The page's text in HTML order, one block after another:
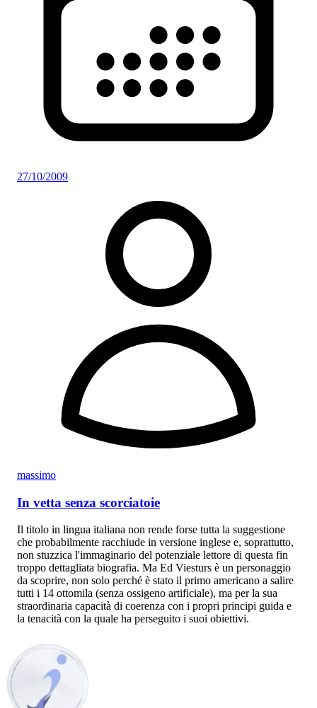
27/10/2009
massimo
In vetta senza scorciatoie
Il titolo in lingua italiana non rende forse tutta la suggestione
che probabilmente racchiude in versione inglese e, soprattutto,
non stuzzica l'immaginario del potenziale lettore di questa fin
troppo dettagliata biografia. Ma Ed Viesturs è un personaggio
da scoprire, non solo perché è stato il primo americano a salire
tutti i 14 ottomila (senza ossigeno artificiale), ma per la sua
straordinaria capacità di coerenza con i propri principi guida e
la tenacità con la quale ha perseguito i suoi obiettivi.